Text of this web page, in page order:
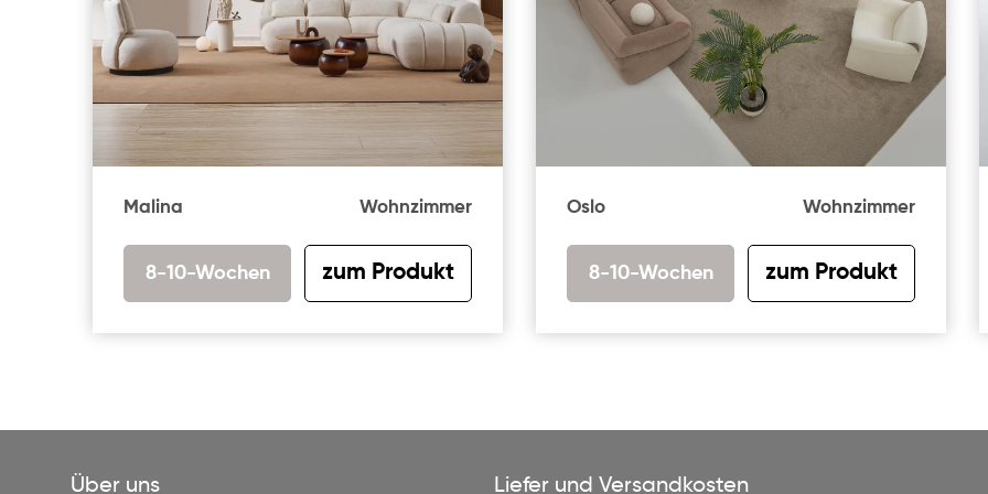
Malina Wohnzimmer
8-10-Wochen zum Produkt
Oslo Wohnzimmer
8-10-Wochen zum Produkt
Über uns Liefer und Versandkosten